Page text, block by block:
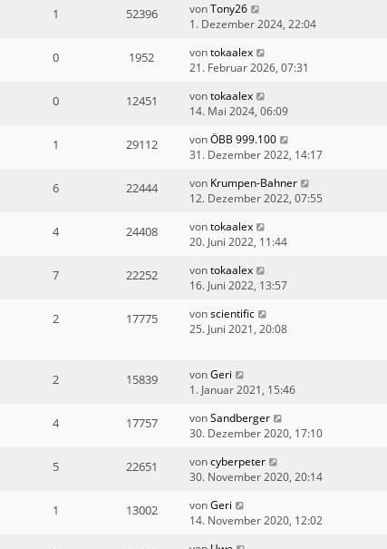
1 52396 vonTony26
1. Dezember 2024, 22:04
0 1952 vontokaalex
21. Februar 2026, 07:31
0 12451 vontokaalex
14. Mai 2024, 06:09
1 29112 vonÖBB 999.100
31. Dezember 2022, 14:17
6 22444 von Krumpen-Bahner
12. Dezember 2022, 07:55
4 24408 vontokaalex
20. Juni 2022, 11:44
7 22252 vontokaalex
16. Juni 2022, 13:57
2 17775 vonscientific
25. Juni 2021, 20:08
2 15839 vonGeri
1. Januar 2021, 15:46
4 17757 vonSandberger
30. Dezember 2020, 17:10
5 22651 voncyberpeter
30. November 2020, 20:14
1 13002 vonGeri
14. November 2020, 12:02